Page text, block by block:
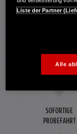
30
SOFORTIGE
PROBEFAHRT
Liste der Partner
Alle